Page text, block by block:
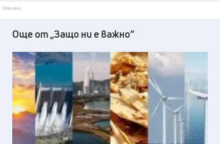
Реклама
Още от „Защо ни е важно“